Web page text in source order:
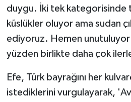
duygu. İki tek kategorisinde
küslükler oluyor ama sudan
ediyoruz. Hemen unutuluyor
yüzden birlikte daha çok
Efe, Türk bayrağını her
istediklerini vurgulayarak,